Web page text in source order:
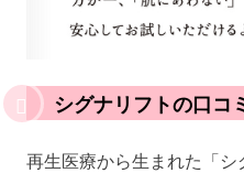
シグナリフトの口コ
再生医療から生まれた「